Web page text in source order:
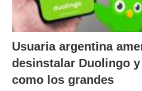
Usuaria argentina
desinstalar Duolingo
como los grandes